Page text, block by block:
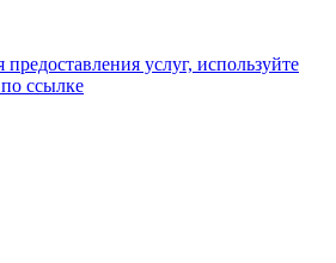
услуг, используйте
ссылке